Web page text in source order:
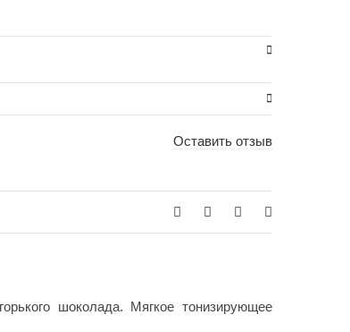
10 гр, 100 гр, 25 гр, 50 гр
Оставить отзыв
шоколада. Мягкое тонизирующее